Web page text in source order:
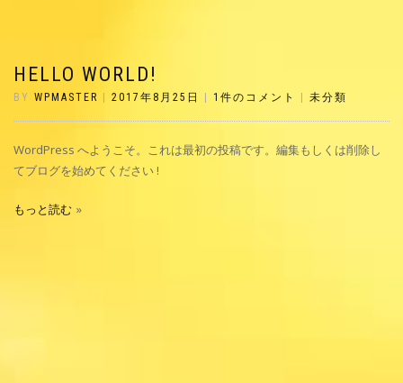
HELLO WORLD!
BY WPMASTER 2017年8月25日 1件のコメント 未分類
WordPress へようこそ。これは最初の投稿です。編集もしくは削除し
てブログを始めてください !
もっと読む